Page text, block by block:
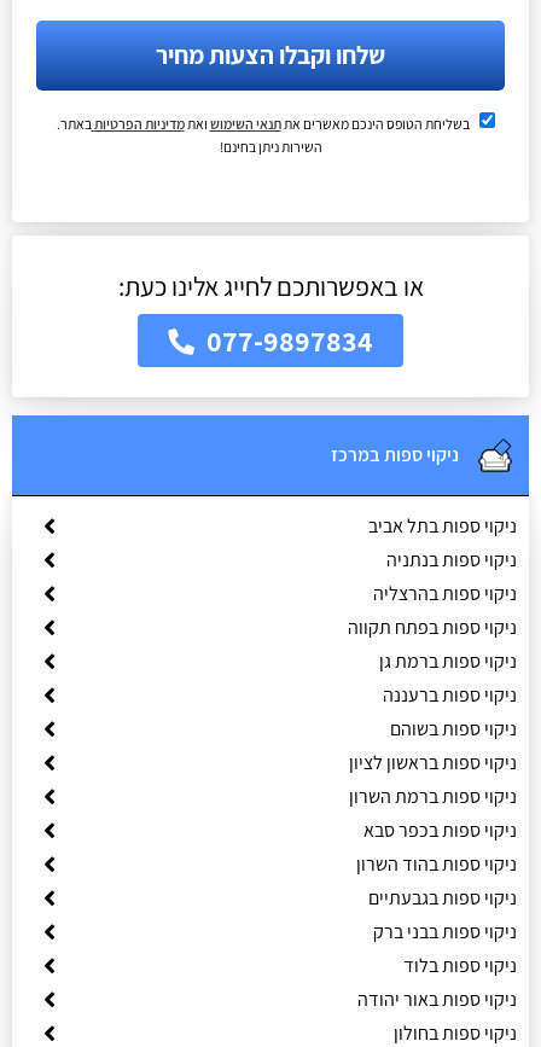
שלחו וקבלו הצעות מחיר
בשליחת הטופס הינכם מאשרים אתתנאי השימוש ואתמדיניות הפרטיות באתר.
השירות ניתן בחינם!
או באפשרותכם לחייג אלינו כעת:
077-9897834
ניקוי ספות במרכז
ניקוי ספות בתל אביב
ניקוי ספות בנתניה
ניקוי ספות בהרצליה
ניקוי ספות בפתח תקווה
ניקוי ספות ברמת גן
ניקוי ספות ברעננה
ניקוי ספות בשוהם
ניקוי ספות בראשון לציון
ניקוי ספות ברמת השרון
ניקוי ספות בכפר סבא
ניקוי ספות בהוד השרון
ניקוי ספות בגבעתיים
ניקוי ספות בבני ברק
ניקוי ספות בלוד
ניקוי ספות באור יהודה
ניקוי ספות בחולון